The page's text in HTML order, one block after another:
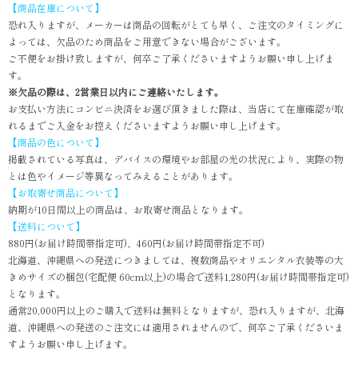
【商品在庫について】
恐れ入りますが、メーカーは商品の回転がとても早く、ご注文のタイミングに
よっては、欠品のため商品をご用意できない場合がございます。
ご不便をお掛け致しますが、何卒ご了承くださいますようお願い申し上げま
す。
※欠品の際は、2営業日以内にご連絡いたします。
お支払い方法にコンビニ決済をお選び頂きました際は、当店にて在庫確認が取
れるまでご入金をお控えくださいますようお願い申し上げます。
【商品の色について】
掲載されている写真は、デバイスの環境やお部屋の光の状況により、実際の物
とは色やイメージ等異なってみえることがあります。
【お取寄せ商品について】
納期が10日間以上の商品は、お取寄せ商品となります。
【送料について】
880円(お届け時間帯指定可)、460円(お届け時間帯指定不可)
北海道、沖縄県への発送につきましては、複数商品やオリエンタル衣装等の大
きめサイズの梱包(宅配便 60cm以上)の場合で送料1,280円(お届け時間帯指定可)
となります。
通常20,000円以上のご購入で送料は無料となりますが、恐れ入りますが、北海
道、沖縄県への発送のご注文には適用されませんので、何卒ご了承くださいま
すようお願い申し上げます。